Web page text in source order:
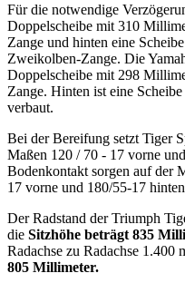
Für die notwendige
Doppelscheibe mit 310
Zange und hinten eine
Zweikolben-Zange. Die
Doppelscheibe mit 298
Zange. Hinten ist eine
verbaut.
Bei der Bereifung setzt Tiger
Maßen 120 / 70 - 17 vorne
Bodenkontakt sorgen auf der
17 vorne und 180/55-17
Der Radstand der Triumph
die Sitzhöhe beträgt 835
Radachse zu Radachse 1.400
805 Millimeter.